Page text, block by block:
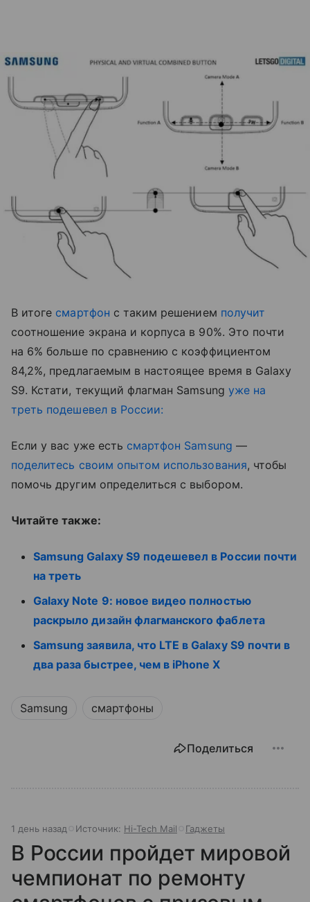
В итоге смартфон с таким решением получит
соотношение экрана и корпуса в 90%. Это почти
на 6% больше по сравнению с коэффициентом
84,2%, предлагаемым в настоящее время в Galaxy
S9. Кстати, текущий флагман Samsung уже на
треть подешевел в России:
Если у вас уже есть смартфон Samsung —
поделитесь своим опытом использования, чтобы
помочь другим определиться с выбором.
Читайте также:
Samsung Galaxy S9 подешевел в России почти
на треть
Galaxy Note 9: новое видео полностью
раскрыло дизайн флагманского фаблета
Samsung заявила, что LTE в Galaxy S9 почти в
два раза быстрее, чем в iPhone X
Samsung смартфоны
Поделиться
1 день назад Источник: Hi-Tech Mail Гаджеты
В России пройдет мировой
чемпионат по ремонту